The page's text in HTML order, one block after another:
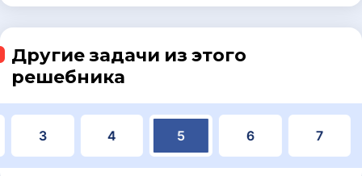
Другие задачи из этого
решебника
3 4 5 6 7